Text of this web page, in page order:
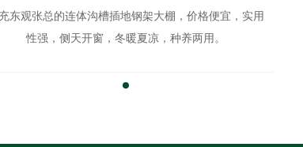
东观张总的连体沟槽插地钢架大棚，价格便宜，实用
性强，侧天开窗，冬暖夏凉，种养两用。